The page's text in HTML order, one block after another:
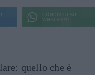
CONDIVIDI SU
WHATSAPP
quello che è